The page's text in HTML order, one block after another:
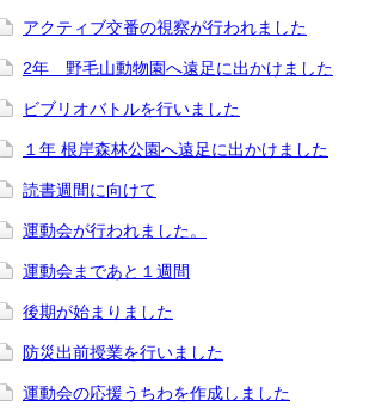
アクティブ交番の視察が行われました
2年 野毛山動物園へ遠足に出かけました
ビブリオバトルを行いました
１年 根岸森林公園へ遠足に出かけました
読書週間に向けて
運動会が行われました。
運動会まであと１週間
後期が始まりました
防災出前授業を行いました
運動会の応援うちわを作成しました